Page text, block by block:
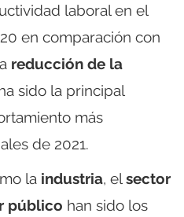
laboral en el
en comparación con
reducción de la
sido la principal
más
de 2021.
la industria, elsector
público han sido los